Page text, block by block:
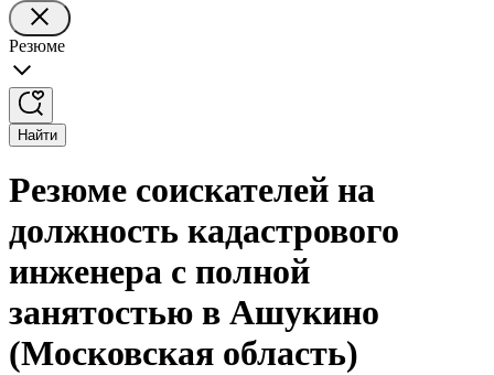
Резюме
Найти
Резюме соискателей на
должность кадастрового
инженера с полной
занятостью в Ашукино
(Московская область)